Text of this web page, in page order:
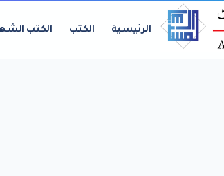
الرئيسية الكتب الكتب